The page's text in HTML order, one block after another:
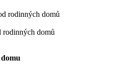
rodinných domů
rodinných domů